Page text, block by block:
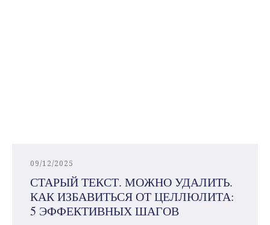
09/12/2025
СТАРЫЙ ТЕКСТ. МОЖНО УДАЛИТЬ.
КАК ИЗБАВИТЬСЯ ОТ ЦЕЛЛЮЛИТА:
5 ЭФФЕКТИВНЫХ ШАГОВ